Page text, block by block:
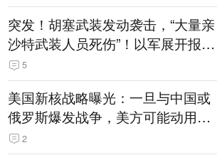
突发！胡塞武装发动袭击，“大量亲
沙特武装人员死伤”！以军展开报复
性空袭
5
美国新核战略曝光：一旦与中国或
俄罗斯爆发战争，美方可能动用战
术核武器
2